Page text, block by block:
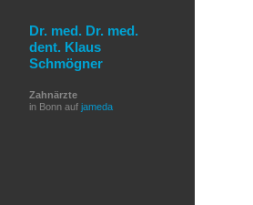
Dr. med. Dr. med.
dent. Klaus
Schmögner
Zahnärzte
in Bonn auf jameda